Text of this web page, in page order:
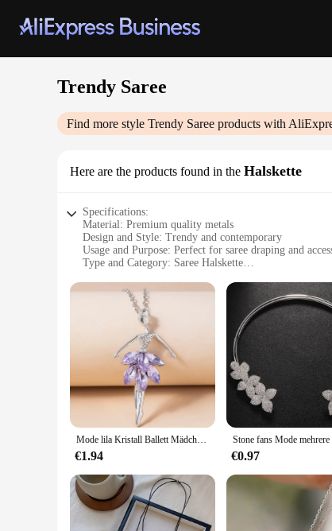
Trendy Saree
Find more style Trendy Saree products with
Here are the products found in the Halskette
Specifications:
Material: Premium quality metals
Design and Style: Trendy and contemporary
Usage and Purpose: Perfect for saree draping and
Type and Category: Saree Halskette
Parts and Accessories: Includes a set of matching
**Elegant Craftsmanship and Design**
The Trendy Saree Halskette is a testament to the art
a statement of style. The intricate craftsmanship
simply dressing up for a casual gathering, this
**Durability and Versatility**
Crafted from high-quality metals, the Trendy Saree
design makes it comfortable to wear for extended
ethnic outfits, making it a versatile addition to your
**Perfect for Vendors and Suppliers**
saree enthusiasts. The set includes matching jewelry
you're a vendor at a cultural event or a supplier
Mode lila Kristall Ballett Mädchen Anhänger Halskette für Frauen Pullover Kette Schmuck Accessoires
€1.94 €0.97